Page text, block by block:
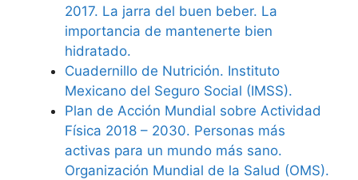
2017. La jarra del buen beber. La
importancia de mantenerte bien
hidratado.
Cuadernillo de Nutrición. Instituto
Mexicano del Seguro Social (IMSS).
Plan de Acción Mundial sobre Actividad
Física 2018 – 2030. Personas más
activas para un mundo más sano.
Organización Mundial de la Salud (OMS).